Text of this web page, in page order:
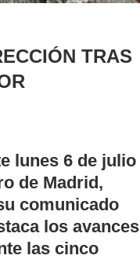
TRAS
lunes 6 de julio
de Madrid,
comunicado
los avances
las cinco